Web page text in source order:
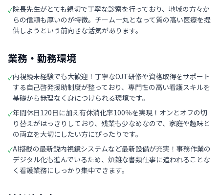
✓院長先生がとても親切で丁寧な診察を行っており、地域の方々か
らの信頼も厚いのが特徴。チーム一丸となって質の高い医療を提
供しようという前向きな活気があります。
業務・勤務環境
✓内視鏡未経験でも大歓迎！丁寧なOJT研修や資格取得をサポート
する自己啓発援助制度が整っており、専門性の高い看護スキルを
基礎から無理なく身につけられる環境です。
✓年間休日120日に加え有休消化率100％を実現！オンとオフの切
り替えがはっきりしており、残業も少なめなので、家庭や趣味と
の両立を大切にしたい方にぴったりです。
✓AI搭載の最新鋭内視鏡システムなど最新設備が充実！事務作業の
デジタル化も進んでいるため、煩雑な書類仕事に追われることな
く看護業務にしっかり集中できます。